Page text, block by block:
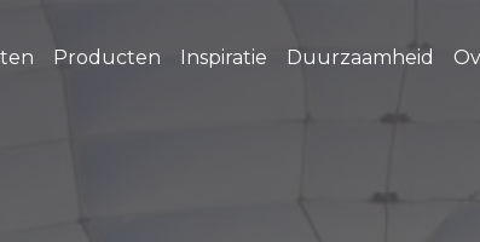
Producten Inspiratie Duurzaamheid